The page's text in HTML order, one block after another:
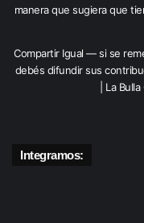
manera que sugiera que
Compartir Igual — si se
debés difundir sus
| La
Integramos: